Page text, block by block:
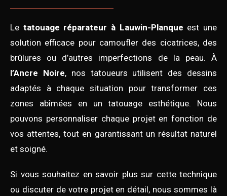
Le tatouage réparateur à Lauwin-Planque est une
solution efficace pour camoufler des cicatrices, des
brûlures ou d’autres imperfections de la peau. À
l’Ancre Noire, nos tatoueurs utilisent des dessins
adaptés à chaque situation pour transformer ces
zones abîmées en un tatouage esthétique. Nous
pouvons personnaliser chaque projet en fonction de
vos attentes, tout en garantissant un résultat naturel
et soigné.
Si vous souhaitez en savoir plus sur cette technique
ou discuter de votre projet en détail, nous sommes là